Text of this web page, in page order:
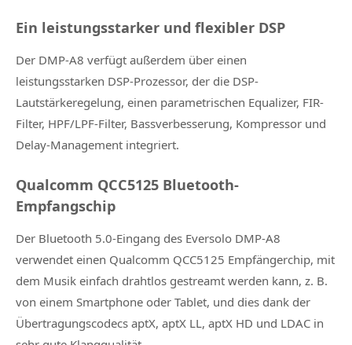
Ein leistungsstarker und flexibler DSP
Der DMP-A8 verfügt außerdem über einen
leistungsstarken DSP-Prozessor, der die DSP-
Lautstärkeregelung, einen parametrischen Equalizer, FIR-
Filter, HPF/LPF-Filter, Bassverbesserung, Kompressor und
Delay-Management integriert.
Qualcomm QCC5125 Bluetooth-
Empfangschip
Der Bluetooth 5.0-Eingang des Eversolo DMP-A8
verwendet einen Qualcomm QCC5125 Empfängerchip, mit
dem Musik einfach drahtlos gestreamt werden kann, z. B.
von einem Smartphone oder Tablet, und dies dank der
Übertragungscodecs aptX, aptX LL, aptX HD und LDAC in